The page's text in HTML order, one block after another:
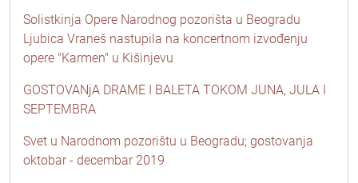
Solistkinja Opere Narodnog pozorišta u Beogradu
Ljubica Vraneš nastupila na koncertnom izvođenju
opere "Karmen" u Kišinjevu
GOSTOVANjA DRAME I BALETA TOKOM JUNA, JULA I
SEPTEMBRA
Svet u Narodnom pozorištu u Beogradu; gostovanja
oktobar - decembar 2019